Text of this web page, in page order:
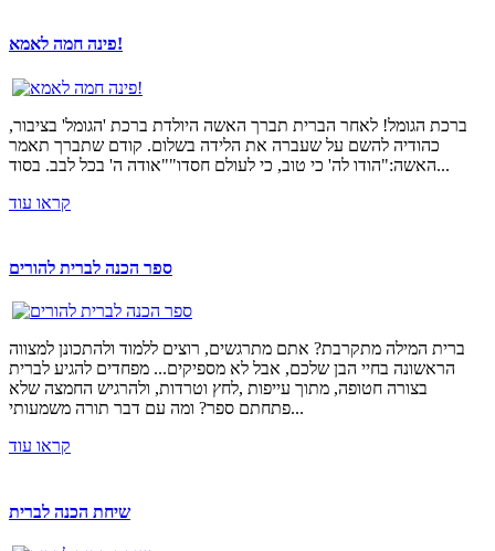
פינה חמה לאמא!
ברכת הגומל! לאחר הברית תברך האשה היולדת ברכת 'הגומל' בציבור,
כהודיה להשם על שעברה את הלידה בשלום. קודם שתברך תאמר
האשה:"הודו לה' כי טוב, כי לעולם חסדו""אודה ה' בכל לבב. בסוד...
קראו עוד
ספר הכנה לברית להורים
ברית המילה מתקרבת? אתם מתרגשים, רוצים ללמוד ולהתכונן למצווה
הראשונה בחיי הבן שלכם, אבל לא מספיקים... מפחדים להגיע לברית
בצורה חטופה, מתוך עייפות ,לחץ וטרדות, ולהרגיש החמצה שלא
פתחתם ספר? ומה עם דבר תורה משמעותי...
קראו עוד
שיחת הכנה לברית